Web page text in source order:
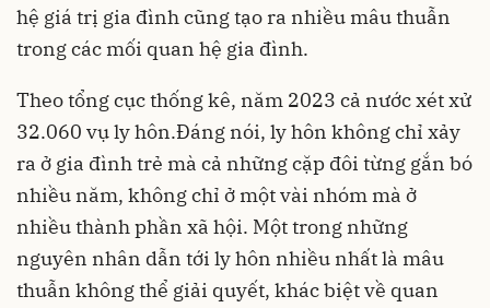
hệ giá trị gia đình cũng tạo ra nhiều mâu thuẫn
trong các mối quan hệ gia đình.
Theo tổng cục thống kê, năm 2023 cả nước xét xử
32.060 vụ ly hôn.Đáng nói, ly hôn không chỉ xảy
ra ở gia đình trẻ mà cả những cặp đôi từng gắn bó
nhiều năm, không chỉ ở một vài nhóm mà ở
nhiều thành phần xã hội. Một trong những
nguyên nhân dẫn tới ly hôn nhiều nhất là mâu
thuẫn không thể giải quyết, khác biệt về quan